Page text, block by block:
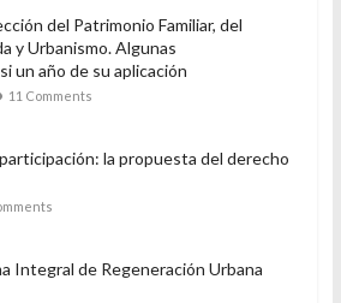
del Patrimonio Familiar, del
y Urbanismo. Algunas
un año de su aplicación
11 Comments
la propuesta del derecho
Integral de Regeneración Urbana